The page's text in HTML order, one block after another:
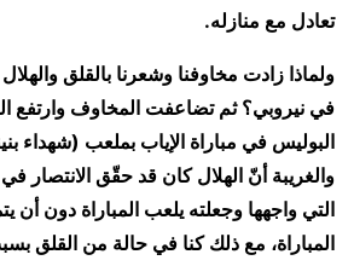
تعادل مع منازله.
ولماذا زادت مخاوفنا وشعرنا بالقلق
في نيروبي؟ ثم تضاعفت المخاوف وارتفع
البوليس في مباراة الإياب بملعب (شهداء
والغريبة أنّ الهلال كان قد حقّق الانتصار
التي واجهها وجعلته يلعب المباراة دون
المباراة، مع ذلك كنا في حالة من القلق